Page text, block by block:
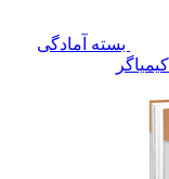
بسته آمادگی